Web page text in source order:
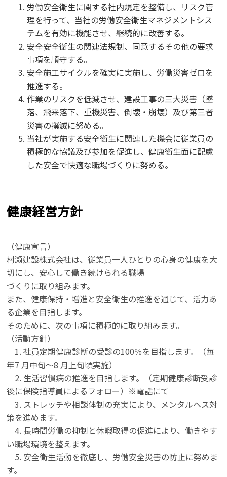
労働安全衛生に関する社内規定を整備し、リスク管
理を行って、当社の労働安全衛生マネジメントシス
テムを有効に機能させ、継続的に改善する。
安全安全衛生の関連法規制、同意するその他の要求
事項を順守する。
安全施工サイクルを確実に実施し、労働災害ゼロを
推進する。
作業のリスクを低減させ、建設工事の三大災害（墜
落、飛来落下、重機災害、倒壊・崩壊）及び第三者
災害の撲滅に努める。
当社が実施する安全衛生に関連した機会に従業員の
積極的な協議及び参加を促進し、健康衛生面に配慮
した安全で快適な職場づくりに努める。
健康経営方針
（健康宣言）
村瀬建設株式会社は、従業員一人ひとりの心身の健康を大
切にし、安心して働き続けられる職場
づくりに取り組みます。
また、健康保持・増進と安全衛生の推進を通じて、活力あ
る企業を目指します。
そのために、次の事項に積極的に取り組みます。
（活動方針）
1. 社員定期健康診断の受診の100％を目指します。（毎
年7 月中旬～8 月上旬頃実施）
2. 生活習慣病の推進を目指します。（定期健康診断受診
後に保険指導員によるフォロー）※電話にて
3. ストレッチや相談体制の充実により、メンタルヘス対
策を進めます。
4. 長時間労働の抑制と休暇取得の促進により、働きやす
い職場環境を整えます。
5. 安全衛生活動を徹底し、労働安全災害の防止に努めま
す。